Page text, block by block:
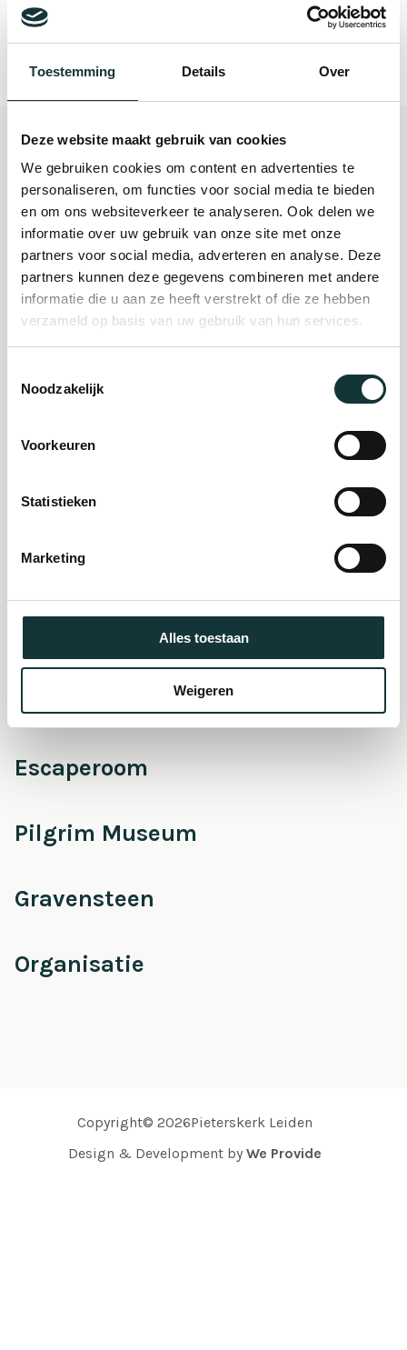
Toestemming Details Over
Deze website maakt gebruik van cookies
We gebruiken cookies om content en advertenties te
personaliseren, om functies voor social media te bieden
en om ons websiteverkeer te analyseren. Ook delen we
informatie over uw gebruik van onze site met onze
partners voor social media, adverteren en analyse. Deze
partners kunnen deze gegevens combineren met andere
informatie die u aan ze heeft verstrekt of die ze hebben
verzameld op basis van uw gebruik van hun services.
Noodzakelijk
Voorkeuren
Statistieken
Marketing
Alles toestaan
Weigeren
Bekijk alle blogberichten
Plan je bezoek
Evenement
organiseren
Steun ons
Auditie
De Pieterskerk als
Onderhoud &
Escaperoom
Pilgrim Museum
Gravensteen
Organisatie
Copyright© 2026Pieterskerk Leiden
Design & Development by We Provide